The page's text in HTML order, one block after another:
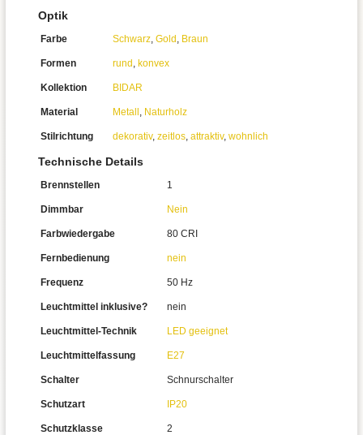
Optik
Farbe Schwarz, Gold , Braun
Formen rund , konvex
Kollektion BIDAR
Material Metall , Naturholz
Stilrichtung dekorativ, zeitlos, attraktiv, wohnlich
Technische Details
Brennstellen 1
Dimmbar Nein
Farbwiedergabe 80 CRI
Fernbedienung nein
Frequenz 50 Hz
Leuchtmittel inklusive? nein
Leuchtmittel-Technik LED geeignet
Leuchtmittelfassung E27
Schalter Schnurschalter
Schutzart IP20
Schutzklasse 2